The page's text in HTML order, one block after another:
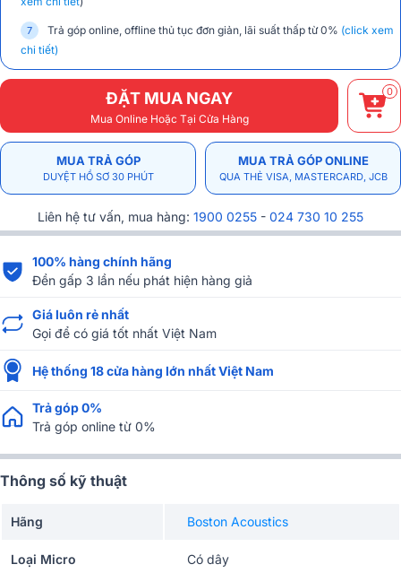
Trả góp online, offline thủ tục đơn giản, lãi suất thấp từ 0% (click xem
chi tiết)
ĐẶT MUA NGAY
Mua Online Hoặc Tại Cửa Hàng
0
MUA TRẢ GÓP
DUYỆT HỒ SƠ 30 PHÚT
MUA TRẢ GÓP ONLINE
QUA THẺ VISA, MASTERCARD, JCB
Liên hệ tư vấn, mua hàng: 1900 0255 - 024 730 10 255
100% hàng chính hãng
Đền gấp 3 lần nếu phát hiện hàng giả
Giá luôn rẻ nhất
Gọi để có giá tốt nhất Việt Nam
Hệ thống 18 cửa hàng lớn nhất Việt Nam
Trả góp 0%
Trả góp online từ 0%
Thông số kỹ thuật
Hãng Boston Acoustics
Loại Micro Có dây